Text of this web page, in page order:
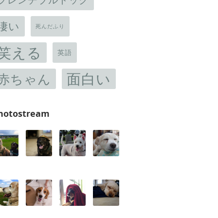
い 死んだふり
える 英語
ちゃん 面白い